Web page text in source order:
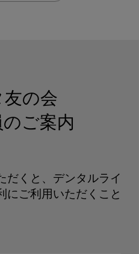
友の会
ご案内
だくと、デンタルライ
にご利用いただくこと